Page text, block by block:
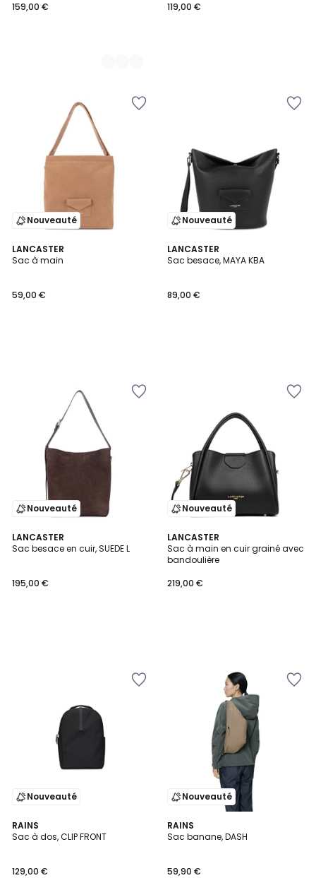
159,00 €
119,00 €
Nouveauté
LANCASTER
Sac à main
59,00 €
Nouveauté
LANCASTER
Sac besace, MAYA KBA
89,00 €
Nouveauté
LANCASTER
Sac besace en cuir, SUEDE L
195,00 €
Nouveauté
LANCASTER
Sac à main en cuir grainé avec
bandoulière
219,00 €
Nouveauté
RAINS
Sac à dos, CLIP FRONT
129,00 €
2
Couleurs
Nouveauté
RAINS
Sac banane, DASH
59,90 €
2
Couleurs